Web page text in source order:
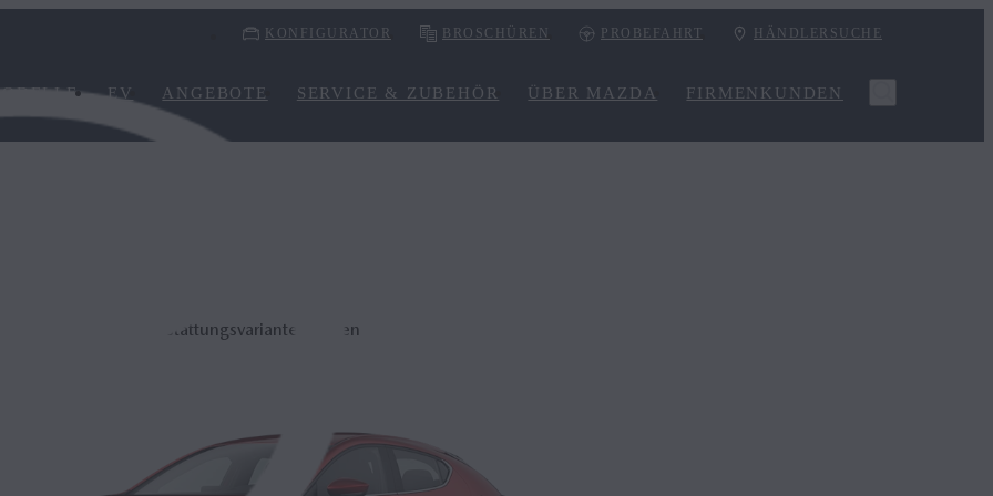
KONFIGURATOR BROSCHÜREN PROBEFAHRT HÄNDLERSUCHE
EV ANGEBOTE SERVICE & ZUBEHÖR ÜBER MAZDA FIRMENKUNDEN
Ausstattungsvariante wählen